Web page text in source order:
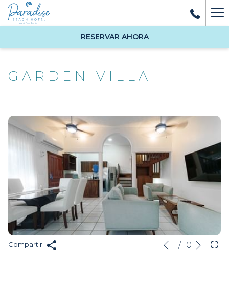
RESERVAR AHORA
GARDEN VILLA
Compartir
Botones
AlAnterior
1 /10